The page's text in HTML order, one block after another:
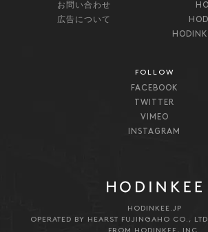
お問い合わせ
広告について
FOLLOW
FACEBOOK
TWITTER
VIMEO
INSTAGRAM
HODINKEE.JP
OPERATED BY HEARST FUJINGAHO CO.,